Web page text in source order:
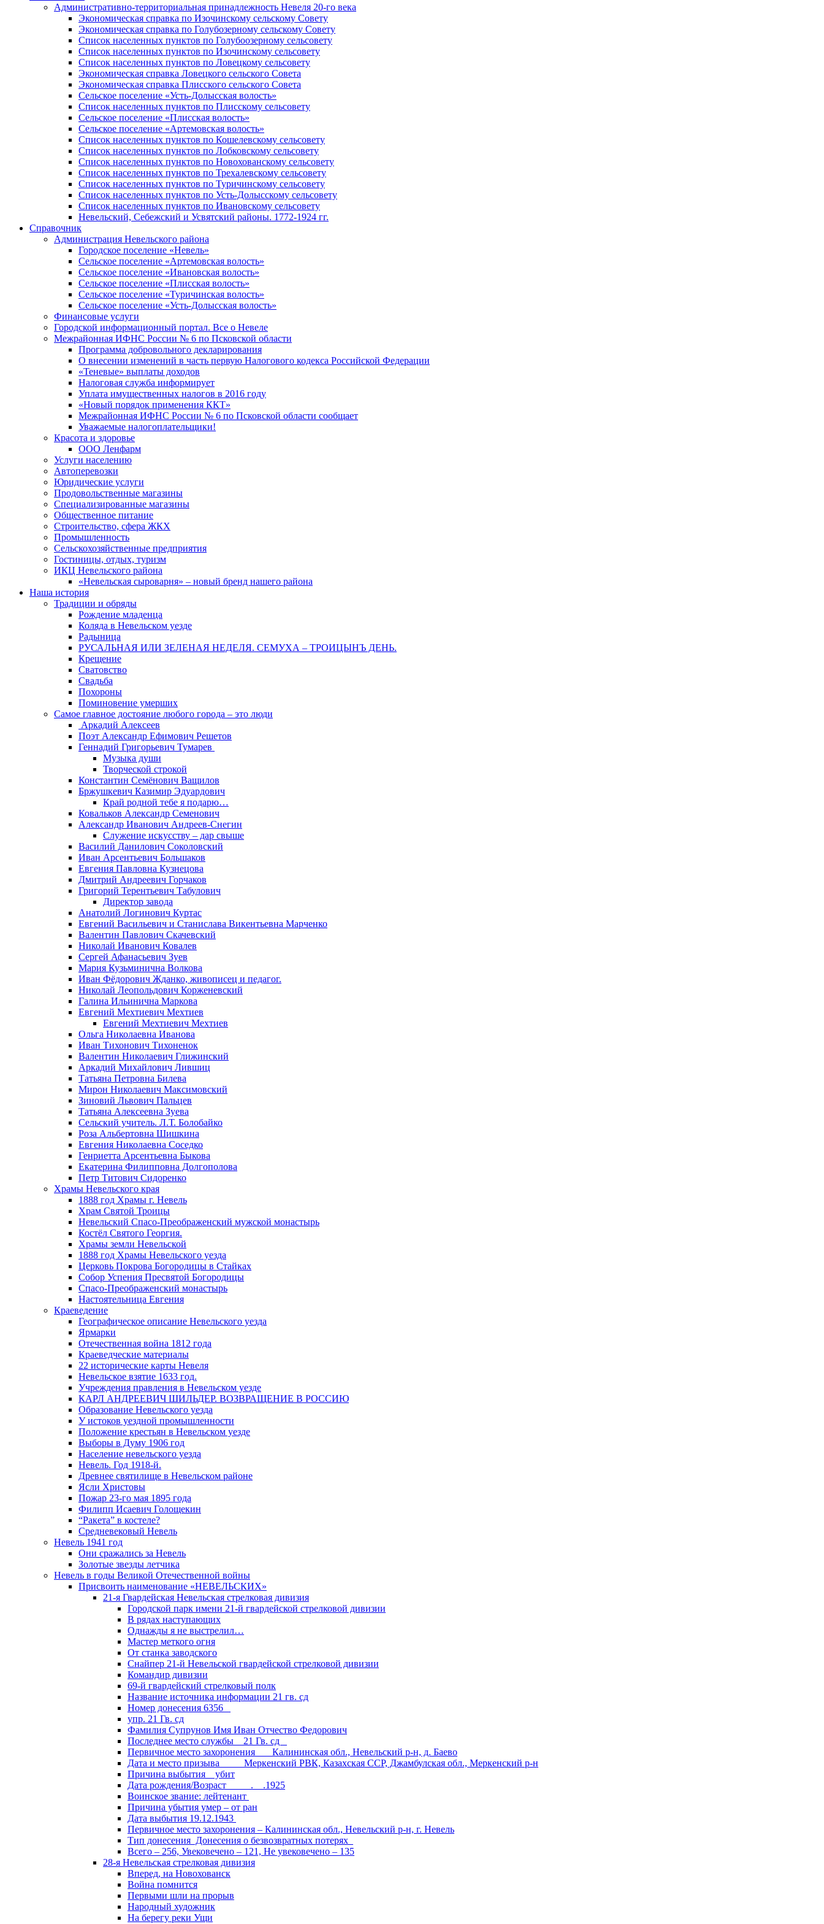
Административно-территориальная принадлежность Невеля 20-го века
Экономическая справка по Изочинскому сельскому Совету
Экономическая справка по Голубозерному сельскому Совету
Список населенных пунктов по Голубоозерному сельсовету
Список населенных пунктов по Изочинскому сельсовету
Список населенных пунктов по Ловецкому сельсовету
Экономическая справка Ловецкого сельского Совета
Экономическая справка Плисского сельского Совета
Сельское поселение «Усть-Долысская волость»
Список населенных пунктов по Плисскому сельсовету
Сельское поселение «Плисская волость»
Сельское поселение «Артемовская волость»
Список населенных пунктов по Кошелевскому сельсовету
Список населенных пунктов по Лобковскому сельсовету
Список населенных пунктов по Новохованскому сельсовету
Список населенных пунктов по Трехалевскому сельсовету
Список населенных пунктов по Туричинскому сельсовету
Список населенных пунктов по Усть-Долысскому сельсовету
Список населенных пунктов по Ивановскому сельсовету
Невельский, Себежский и Усвятский районы. 1772-1924 гг.
Справочник
Администрация Невельского района
Городское поселение «Невель»
Сельское поселение «Артемовская волость»
Сельское поселение «Ивановская волость»
Сельское поселение «Плисская волость»
Сельское поселение «Туричинская волость»
Сельское поселение «Усть-Долысская волость»
Финансовые услуги
Городской информационный портал. Все о Невеле
Межрайонная ИФНС России № 6 по Псковской области
Программа добровольного декларирования
О внесении изменений в часть первую Налогового кодекса Российской Федерации
«Теневые» выплаты доходов
Налоговая служба информирует
Уплата имущественных налогов в 2016 году
«Новый порядок применения ККТ»
Межрайонная ИФНС России № 6 по Псковской области сообщает
Уважаемые налогоплательщики!
Красота и здоровье
ООО Ленфарм
Услуги населению
Автоперевозки
Юридические услуги
Продовольственные магазины
Специализированные магазины
Общественное питание
Строительство, сфера ЖКХ
Промышленность
Сельскохозяйственные предприятия
Гостиницы, отдых, туризм
ИКЦ Невельского района
«Невельская сыроварня» – новый бренд нашего района
Наша история
Традиции и обряды
Рождение младенца
Коляда в Невельском уезде
Радыница
РУСАЛЬНАЯ ИЛИ ЗЕЛЕНАЯ НЕДЕЛЯ. СЕМУХА – ТРОИЦЫНЪ ДЕНЬ.
Крещение
Сватовство
Свадьба
Похороны
Поминовение умерших
Самое главное достояние любого города – это люди
Аркадий Алексеев
Поэт Александр Ефимович Решетов
Геннадий Григорьевич Тумарев
Музыка души
Творческой строкой
Константин Семёнович Ващилов
Бржушкевич Казимир Эдуардович
Край родной тебе я подарю…
Ковальков Александр Семенович
Александр Иванович Андреев-Снегин
Служение искусству – дар свыше
Василий Данилович Соколовский
Иван Арсентьевич Большаков
Евгения Павловна Кузнецова
Дмитрий Андреевич Горчаков
Григорий Терентьевич Табулович
Директор завода
Анатолий Логинович Куртас
Евгений Васильевич и Станислава Викентьевна Марченко
Валентин Павлович Скачевский
Николай Иванович Ковалев
Сергей Афанасьевич Зуев
Мария Кузьминична Волкова
Иван Фёдорович Жданко, живописец и педагог.
Николай Леопольдович Корженевский
Галина Ильинична Маркова
Евгений Мехтиевич Мехтиев
Евгений Мехтиевич Мехтиев
Ольга Николаевна Иванова
Иван Тихонович Тихоненок
Валентин Николаевич Глижинский
Аркадий Михайлович Лившиц
Татьяна Петровна Билева
Мирон Николаевич Максимовский
Зиновий Львович Пальцев
Татьяна Алексеевна Зуева
Сельский учитель. Л.Т. Болобайко
Роза Альбертовна Шишкина
Евгения Николаевна Соседко
Генриетта Арсентьевна Быкова
Екатерина Филипповна Долгополова
Петр Титович Сидоренко
Храмы Невельского края
1888 год Храмы г. Невель
Храм Святой Троицы
Невельский Спасо-Преображенский мужской монастырь
Костёл Святого Георгия.
Храмы земли Невельской
1888 год Храмы Невельского уезда
Церковь Покрова Богородицы в Стайках
Собор Успения Пресвятой Богородицы
Спасо-Преображенский монастырь
Настоятельница Евгения
Краеведение
Географическое описание Невельского уезда
Ярмарки
Отечественная война 1812 года
Краеведческие материалы
22 исторические карты Невеля
Невельское взятие 1633 год.
Учреждения правления в Невельском уезде
КАРЛ АНДРЕЕВИЧ ШИЛЬДЕР. ВОЗВРАЩЕНИЕ В РОССИЮ
Образование Невельского уезда
У истоков уездной промышленности
Положение крестьян в Невельском уезде
Выборы в Думу 1906 год
Население невельского уезда
Невель. Год 1918-й.
Древнее святилище в Невельском районе
Ясли Христовы
Пожар 23-го мая 1895 года
Филипп Исаевич Голощекин
“Ракета” в костеле?
Средневековый Невель
Невель 1941 год
Они сражались за Невель
Золотые звезды летчика
Невель в годы Великой Отечественной войны
Присвоить наименование «НЕВЕЛЬСКИХ»
21-я Гвардейская Невельская стрелковая дивизия
Городской парк имени 21-й гвардейской стрелковой дивизии
В рядах наступающих
Однажды я не выстрелил…
Мастер меткого огня
От станка заводского
Снайпер 21-й Невельской гвардейской стрелковой дивизии
Командир дивизии
69-й гвардейский стрелковый полк
Название источника информации 21 гв. сд
Номер донесения 6356
упр. 21 Гв. сд
Фамилия Супрунов Имя Иван Отчество Федорович
Последнее место службы 21 Гв. сд
Первичное место захоронения Калининская обл., Невельский р-н, д. Баево
Дата и место призыва Меркенский РВК, Казахская ССР, Джамбулская обл., Меркенский р-н
Причина выбытия убит
Дата рождения/Возраст __.__.1925
Воинское звание: лейтенант
Причина убытия умер – от ран
Дата выбытия 19.12.1943
Первичное место захоронения – Калининская обл., Невельский р-н, г. Невель
Тип донесения Донесения о безвозвратных потерях
Всего – 256, Увековечено – 121, Не увековечено – 135
28-я Невельская стрелковая дивизия
Вперед, на Новохованск
Война помнится
Первыми шли на прорыв
Народный художник
На берегу реки Ущи